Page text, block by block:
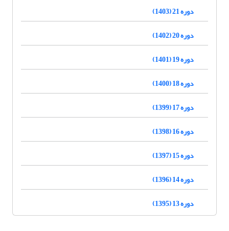
دوره 21 (1403)
دوره 20 (1402)
دوره 19 (1401)
دوره 18 (1400)
دوره 17 (1399)
دوره 16 (1398)
دوره 15 (1397)
دوره 14 (1396)
دوره 13 (1395)